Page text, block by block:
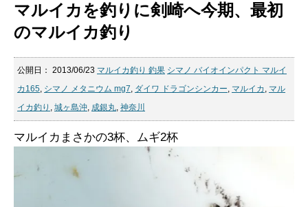
マルイカを釣りに剣崎へ今期、最初
のマルイカ釣り
公開日： 2013/06/23 マルイカ釣り 釣果 シマノ バイオインパクト マルイ
カ165, シマノ メタニウム mg7, ダイワ ドラゴンシンカー, マルイカ , マル
イカ釣り , 城ヶ島沖, 成銀丸, 神奈川
マルイカまさかの3杯、ムギ2杯